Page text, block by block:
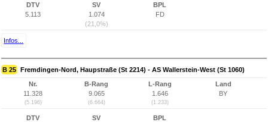
DTV
5.113
SV
1.074
(21,0%)
BPL
FD
Infos...
B 25 Fremdingen-Nord, Haupstraße (St 2214) - AS Wallerstein-West (St 1060)
Nr.
11.328
(5.196)
B-Rang
9.065
(6.664)
L-Rang
1.646
(1.233)
Land
BY
DTV
SV
BPL